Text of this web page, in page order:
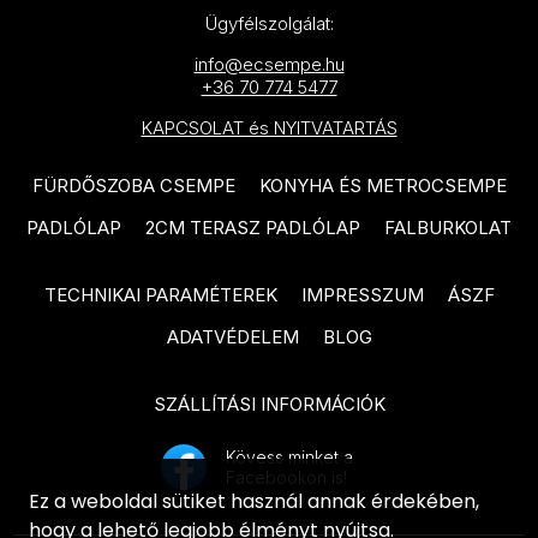
TUBADZIN Zien Terrazzo
TUBADZIN Zien Lounge
termékcsalád
TUBADZIN Moor termékcsalád
TUBADZIN Cielo e Terra
termékcsalád
TUBADZIN Heron termékcsalád
TUBADZIN Abisso termékcsalád
ARTÉ Vinaros termékcsalád
ARTÉ Pinia termékcsalád
PIEMME Geostone termékcsalád
PIEMME Glitch termékcsalád
PIEMME Soul termékcsalád
PIEMME Majestic termékcsalád
PIEMME Solorovere termékcsalád
PIEMME Fleur de Bois termékcsalád
PIEMME Artdesia termékcsalád
VITACER Unik termékcsalád
Ügyfélszolgálat:
info@ecsempe.hu
+36 70 774 5477
KAPCSOLAT és NYITVATARTÁS
FÜRDŐSZOBA CSEMPE
KONYHA ÉS METROCSEMPE
PADLÓLAP
2CM TERASZ PADLÓLAP FALBURKOLAT
TECHNIKAI PARAMÉTEREK IMPRESSZUM
ÁSZF
ADATVÉDELEM
BLOG
SZÁLLÍTÁSI INFORMÁCIÓK
Kövess minket a
Facebookon is!
Ez a weboldal sütiket használ annak érdekében,
hogy a lehető legjobb élményt nyújtsa.